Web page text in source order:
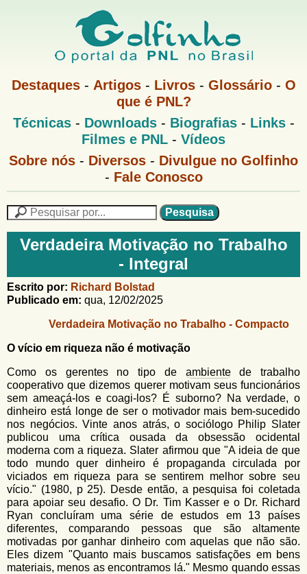
Pular
para
o
principal
G
f
i
n
h
M
u
Destaques- Artigos- Livros- Glossário- O
que é PNL?
M
e
P
Técnicas- Downloads- Biografias- Links-
Filmes e PNL - Vídeos
G
n
e
n
u
Sobre nós - Diversos - Divulgue no Golfinho
- Fale Conosco
F
m
á
r
i
o
d
e
b
u
s
c
a
e
i
s
a
G
o
l
f
i
n
h
o
Verdadeira Motivação no Trabalho
- Integral
Escrito por: Richard Bolstad
Publicado em: qua, 12/02/2025
Verdadeira Motivação no Trabalho - Compacto
O vício em riqueza não é motivação
Como os gerentes no tipo de ambientede trabalho
cooperativo que dizemos querer motivam seus funcionários
sem ameaçá-los e coagi-los? É suborno? Na verdade, o
dinheiro está longe de ser o motivador mais bem-sucedido
nos negócios. Vinte anos atrás, o sociólogo Philip Slater
publicou uma crítica ousada da obsessão ocidental
moderna com a riqueza. Slater afirmou que "A ideia de que
todo mundo quer dinheiro é propaganda circulada por
viciados em riqueza para se sentirem melhor sobre seu
vício." (1980, p 25). Desde então, a pesquisa foi coletada
para apoiar seu desafio. O Dr. Tim Kasser e o Dr. Richard
Ryan concluíram uma série de estudos em 13 países
diferentes, comparando pessoas que são altamente
motivadas por ganhar dinheiro com aquelas que não são.
Eles dizem "Quanto mais buscamos satisfações em bens
materiais, menos as encontramos lá." Mesmo quando essas